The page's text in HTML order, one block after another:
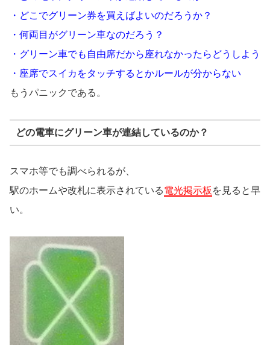
・どこでグリーン券を買えばよいのだろうか？
・何両目がグリーン車なのだろう？
・グリーン車でも自由席だから座れなかったらどうしよう
・座席でスイカをタッチするとかルールが分からない
もうパニックである。
どの電車にグリーン車が連結しているのか？
スマホ等でも調べられるが、
駅のホームや改札に表示されている電光掲示板 を見ると早
い。